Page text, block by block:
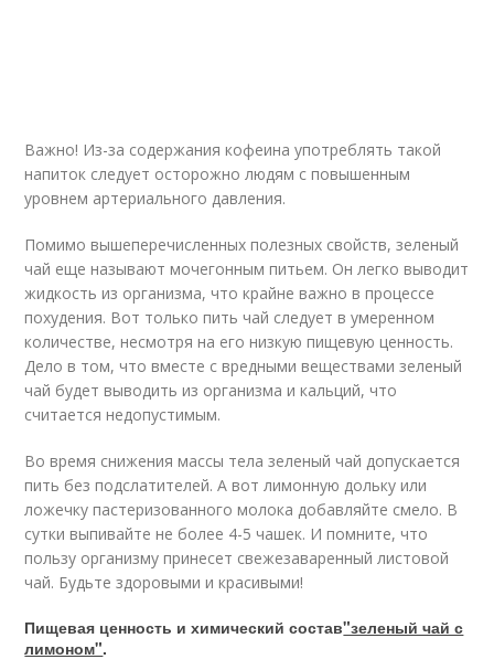
Важно! Из-за содержания кофеина употреблять такой
напиток следует осторожно людям с повышенным
уровнем артериального давления.
Помимо вышеперечисленных полезных свойств, зеленый
чай еще называют мочегонным питьем. Он легко выводит
жидкость из организма, что крайне важно в процессе
похудения. Вот только пить чай следует в умеренном
количестве, несмотря на его низкую пищевую ценность.
Дело в том, что вместе с вредными веществами зеленый
чай будет выводить из организма и кальций, что
считается недопустимым.
Во время снижения массы тела зеленый чай допускается
пить без подслатителей. А вот лимонную дольку или
ложечку пастеризованного молока добавляйте смело. В
сутки выпивайте не более 4-5 чашек. И помните, что
пользу организму принесет свежезаваренный листовой
чай. Будьте здоровыми и красивыми!
Пищевая ценность и химический состав"зеленый чай с
лимоном".